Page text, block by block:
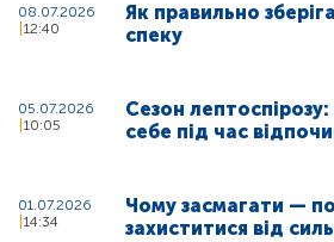
08.07.2026
12:40
Як правильно
спеку
05.07.2026
10:05
Сезон
себе під час
01.07.2026
14:34
Чому засмагати —
захиститися від